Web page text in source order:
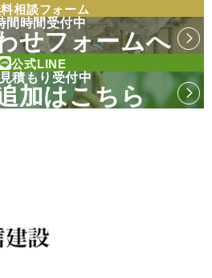
相談フォーム
間時間受付中
せフォームへ
公式LINE
積もり受付中
加はこちら